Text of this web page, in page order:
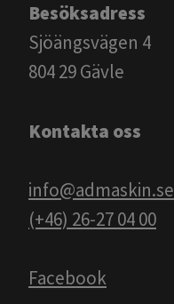
Besöksadress
Sjöängsvägen 4
804 29 Gävle
Kontakta oss
info@admaskin.se
(+46) 26-27 04 00
Facebook